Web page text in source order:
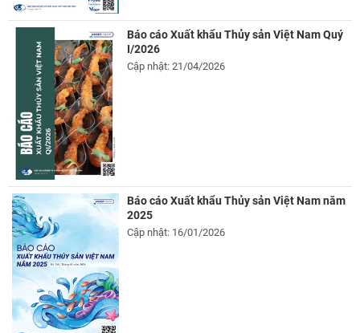
Báo cáo Xuất khẩu Thủy sản Việt Nam Quý
I/2026
Cập nhật: 21/04/2026
Báo cáo Xuất khẩu Thủy sản Việt Nam năm
2025
Cập nhật: 16/01/2026